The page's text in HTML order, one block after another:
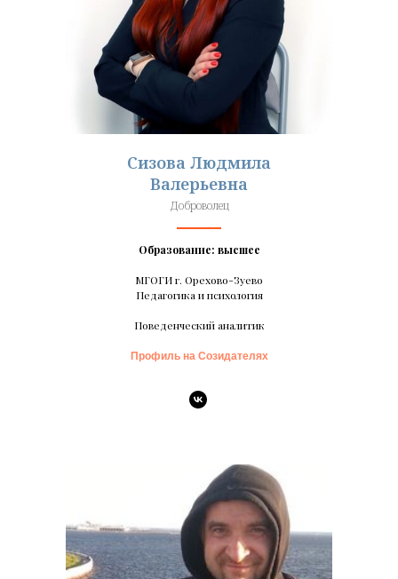
Сизова Людмила
Валерьевна
Доброволец
Образование: высшее
МГОГИ г. Орехово-Зуево
Педагогика и психология
Поведенческий аналитик
Профиль на Созидателях